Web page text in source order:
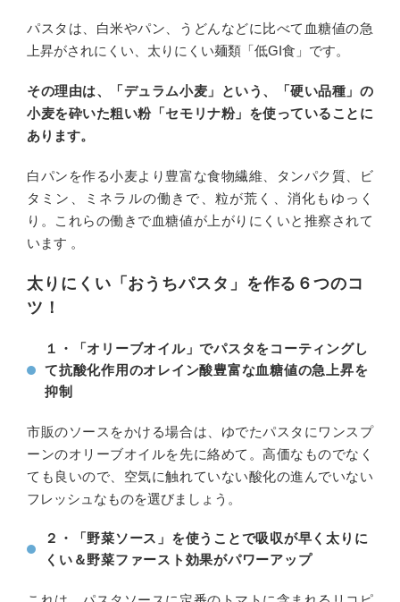
パスタは、白米やパン、うどんなどに比べて血糖値の急
上昇がされにくい、太りにくい麺類「低GI食」です。
その理由は、「デュラム小麦」という、「硬い品種」の
小麦を砕いた粗い粉「セモリナ粉」 を使っていることに
あります。
白パンを作る小麦より豊富な食物繊維、タンパク質、ビ
タミン、ミネラルの働きで、粒が荒く、消化もゆっく
り。これらの働きで血糖値が上がりにくいと推察されて
います 。
太りにくい「おうちパスタ」を作る６つのコ
ツ！
１・「オリーブオイル」でパスタをコーティングし
て抗酸化作用のオレイン酸豊富な血糖値の急上昇を
抑制
市販のソースをかける場合は、ゆでたパスタにワンスプ
ーンのオリーブオイルを先に絡めて。高価なものでなく
ても良いので、空気に触れていない酸化の進んでいない
フレッシュなものを選びましょう。
２・「野菜ソース」を使うことで吸収が早く太りに
くい＆野菜ファースト効果がパワーアップ